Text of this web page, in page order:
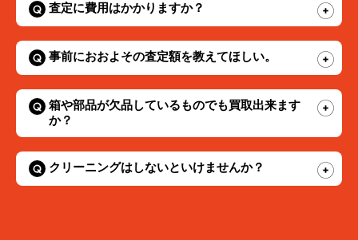
査定に費用はかかりますか？
事前におおよその査定額を教えてほしい。
箱や部品が欠品しているものでも買取出来ます
か？
クリーニングはしないといけませんか？